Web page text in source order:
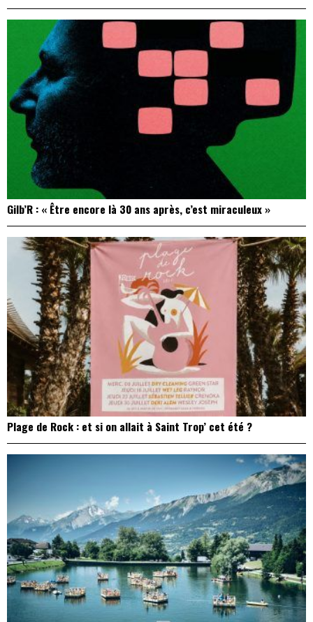
Gilb’R : « Être encore là 30 ans après, c’est miraculeux »
Plage de Rock : et si on allait à Saint Trop’ cet été ?